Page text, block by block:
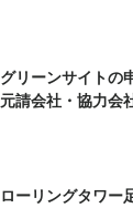
グリーンサイトの
元請会社・協力会
ローリングタワー